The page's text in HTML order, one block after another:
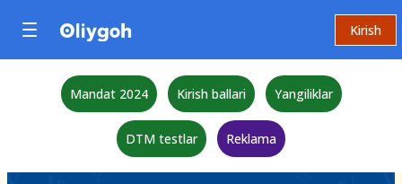
Kirish
Mandat 2024 Kirish ballari Yangiliklar
DTM testlar Reklama